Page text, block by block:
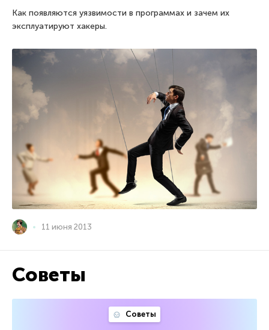
Как появляются уязвимости в программах и зачем их
эксплуатируют хакеры.
11 июня 2013
Советы
Советы